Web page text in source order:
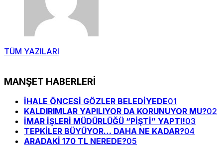
TÜM YAZILARI
MANŞET HABERLERİ
İHALE ÖNCESİ GÖZLER BELEDİYEDE01
KALDIRIMLAR YAPILIYOR DA KORUNUYOR MU?02
İMAR İŞLERİ MÜDÜRLÜĞÜ “PİŞTİ” YAPTI!03
TEPKİLER BÜYÜYOR… DAHA NE KADAR?04
ARADAKİ 170 TL NEREDE?05